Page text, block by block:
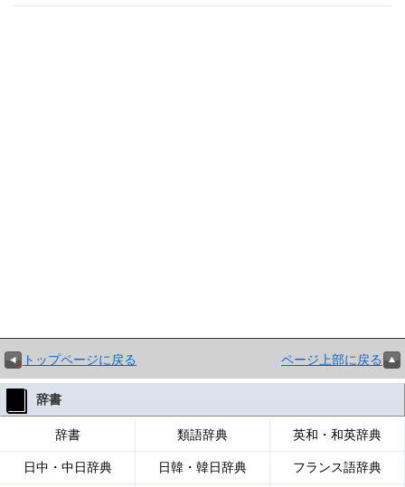
トップページに戻る ページ上部に戻る
辞書
辞書 類語辞典 英和・和英辞典
日中・中日辞典 日韓・韓日辞典 フランス語辞典